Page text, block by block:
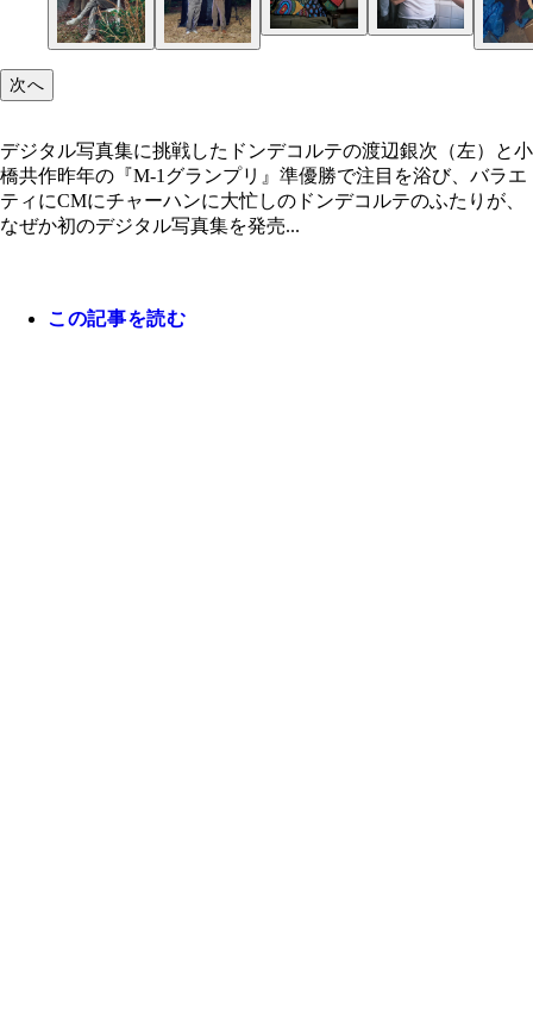
渡辺銀次
小橋共作
次へ
デジタル写真集に挑戦したドンデコルテの渡辺銀次（左）と小
橋共作昨年の『M-1グランプリ』準優勝で注目を浴び、バラエ
ティにCMにチャーハンに大忙しのドンデコルテのふたりが、
なぜか初のデジタル写真集を発売...
この記事を読む